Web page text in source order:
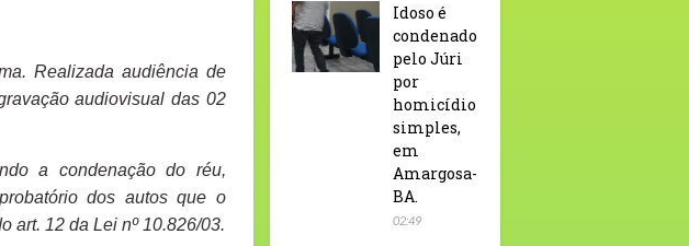
Realizada audiência de
audiovisual das 02
a condenação do réu,
dos autos que o
art. 12 da Lei nº 10.826/03.
Idoso é
condenado
pelo Júri
por
homicídio
simples,
em
Amargosa-
BA.
02:49